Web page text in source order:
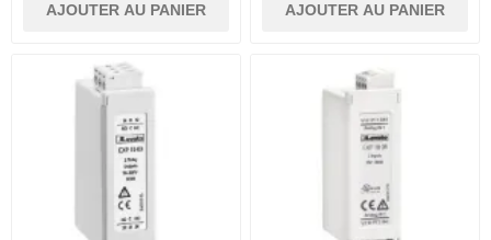
AJOUTER AU PANIER AJOUTER AU PANIER